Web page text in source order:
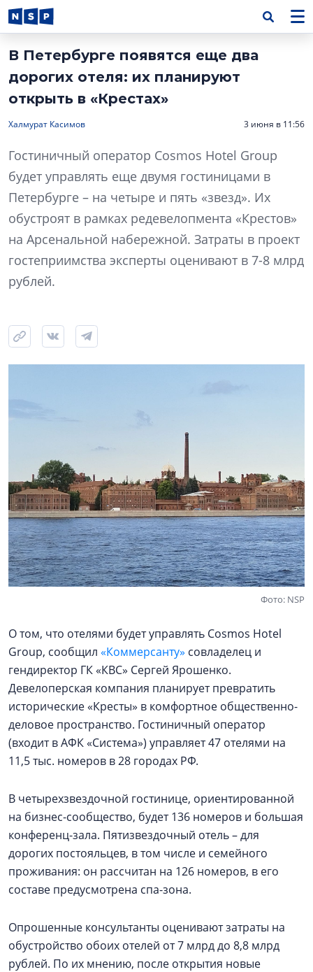
В Петербурге появятся еще два
дорогих отеля: их планируют
открыть в «Крестах»
Халмурат Касимов 3 июня в 11:56
Гостиничный оператор Cosmos Hotel Group
будет управлять еще двумя гостиницами в
Петербурге – на четыре и пять «звезд». Их
обустроят в рамках редевелопмента «Крестов»
на Арсенальной набережной. Затраты в проект
гостеприимства эксперты оценивают в 7-8 млрд
рублей.
Фото: NSP
О том, что отелями будет управлять Cosmos Hotel
Group, сообщил «Коммерсанту» совладелец и
гендиректор ГК «КВС» Сергей Ярошенко.
Девелоперская компания планирует превратить
исторические «Кресты» в комфортное общественно-
деловое пространство. Гостиничный оператор
(входит в АФК «Система») управляет 47 отелями на
11,5 тыс. номеров в 28 городах РФ.
В четырехзвездочной гостинице, ориентированной
на бизнес-сообщество, будет 136 номеров и большая
конференц-зала. Пятизвездочный отель – для
дорогих постояльцев, в том числе и семейного
проживания: он рассчитан на 126 номеров, в его
составе предусмотрена спа-зона.
Опрошенные консультанты оценивают затраты на
обустройство обоих отелей от 7 млрд до 8,8 млрд
рублей. По их мнению, после открытия новые